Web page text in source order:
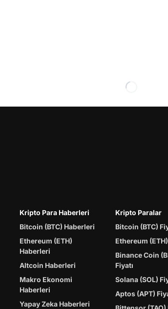
Kripto Para Haberleri
Bitcoin (BTC) Haberleri
Ethereum (ETH)
Haberleri
Altcoin Haberleri
Makro Ekonomi
Haberleri
Yapay Zeka Haberleri
Kripto Paralar
Bitcoin (BTC)
Ethereum (ETH)
Binance Coin
Fiyatı
Solana (SOL)
Aptos (APT)